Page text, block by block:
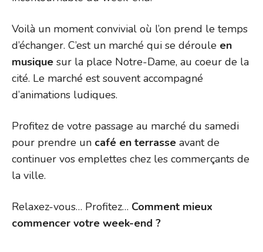
Voilà un moment convivial où l’on prend le temps
d’échanger. C’est un marché qui se déroule en
musique sur la place Notre-Dame, au coeur de la
cité. Le marché est souvent accompagné
d’animations ludiques.
Profitez de votre passage au marché du samedi
pour prendre un café en terrasse avant de
continuer vos emplettes chez les commerçants de
la ville.
Relaxez-vous… Profitez… Comment mieux
commencer votre week-end ?